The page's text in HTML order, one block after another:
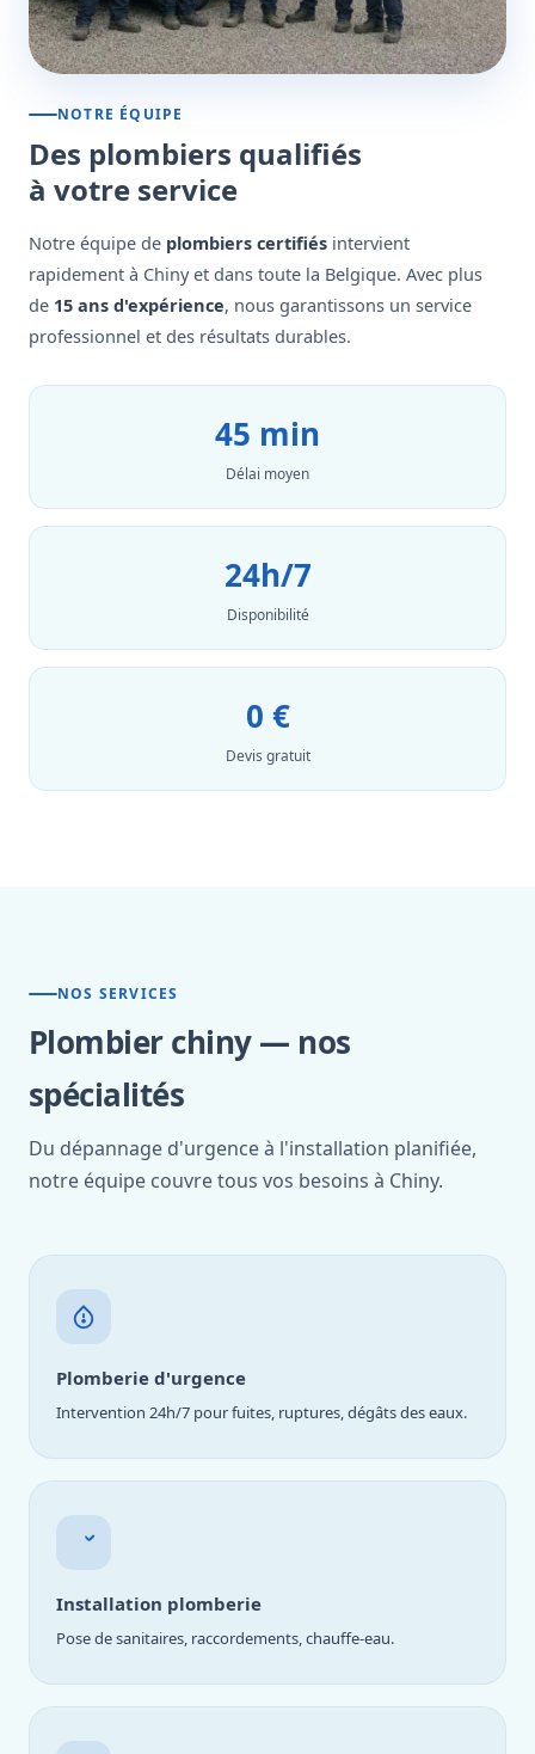
NOTRE ÉQUIPE
Des plombiers qualifiés
à votre service
Notre équipe de plombiers certifiés intervient
rapidement à Chiny et dans toute la Belgique. Avec plus
de 15 ans d'expérience, nous garantissons un service
professionnel et des résultats durables.
45 min
Délai moyen
24h/7
Disponibilité
0 €
Devis gratuit
NOS SERVICES
Plombier chiny — nos
spécialités
Du dépannage d'urgence à l'installation planifiée,
notre équipe couvre tous vos besoins à Chiny.
Plomberie d'urgence
Intervention 24h/7 pour fuites, ruptures, dégâts des eaux.
Installation plomberie
Pose de sanitaires, raccordements, chauffe-eau.